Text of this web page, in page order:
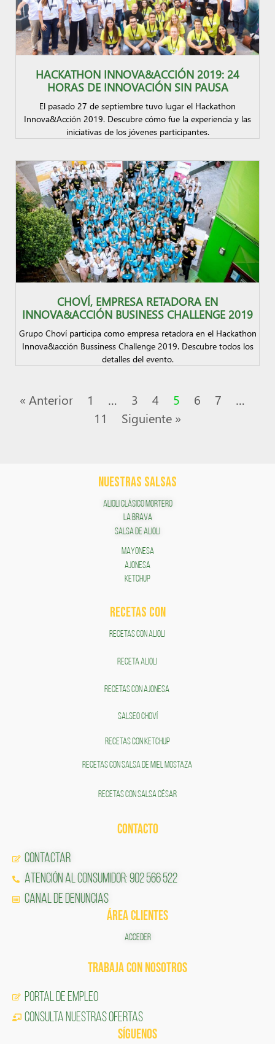
HACKATHON INNOVA&ACCIÓN 2019: 24
HORAS DE INNOVACIÓN SIN PAUSA
El pasado 27 de septiembre tuvo lugar el Hackathon
Innova&Acción 2019. Descubre cómo fue la experiencia y las
iniciativas de los jóvenes participantes.
CHOVÍ, EMPRESA RETADORA EN
INNOVA&ACCIÓN BUSINESS CHALLENGE 2019
Grupo Choví participa como empresa retadora en el Hackathon
Innova&acción Bussiness Challenge 2019. Descubre todos los
detalles del evento.
« Anterior 1 … 3 4 5 6 7
…
11
Siguiente »
NUESTRAS SALSAS
ALIOLI CLÁSICO MORTERO
LA BRAVA
SALSA DE ALIOLI
MAYONESA
AJONESA
KETCHUP
RECETAS COn
RECETAS CON ALIOLI
RECETA ALIOLI
RECETAS CON AJONESA
SALSEO CHOVÍ
RECETAS CON KETCHUP
RECETAS CON SALSA DE MIEL MOSTAZA
RECETAS CON SALSA CÉSAR
CONTACTO
Contactar
Atención al Consumidor: 902 566 522
Canal de Denuncias
ÁREA CLIENTES
ACCEDER
TRABAJA CON NOSOTROS
Portal de Empleo
CONSULTA NUESTRAS OFERTAS
SÍGUENOS